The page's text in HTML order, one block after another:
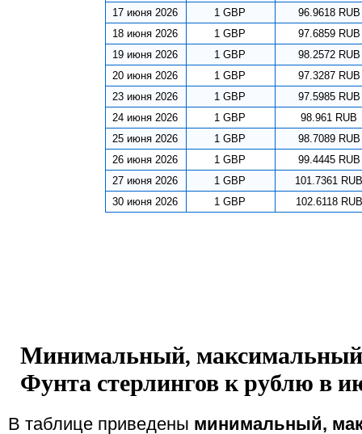
17 июня 2026
1 GBP
96.9618 RUB
18 июня 2026
1 GBP
97.6859 RUB
19 июня 2026
1 GBP
98.2572 RUB
20 июня 2026
1 GBP
97.3287 RUB
23 июня 2026
1 GBP
97.5985 RUB
24 июня 2026
1 GBP
98.961 RUB
25 июня 2026
1 GBP
98.7089 RUB
26 июня 2026
1 GBP
99.4445 RUB
27 июня 2026
1 GBP
101.7361
30 июня 2026
1 GBP 102.6118 RUB
Минимальный, максимальный
Фунта стерлингов к рублю в
В таблице приведены минимальный,